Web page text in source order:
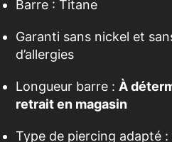
Barre : Titane
Garanti sans nickel et
d’allergies
Longueur barre : À
retrait en magasin
Type de piercing adapté :